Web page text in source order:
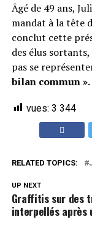
Âgé de 49 ans,
mandat à la tête
conclut cette
des élus
pas se
bilan commun ».
vues: 3 344
RELATED TOPICS:
UP NEXT
Graffitis sur des
interpellés après